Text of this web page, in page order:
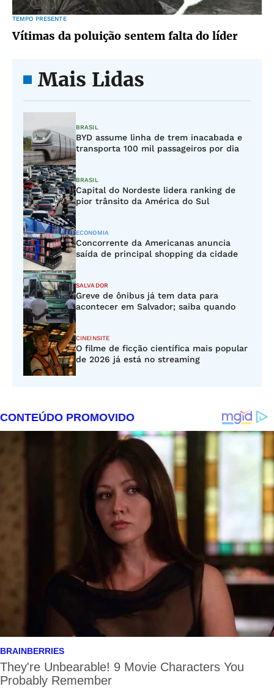
TEMPO PRESENTE
Vítimas da poluição sentem falta do líder
Mais Lidas
BRASIL
BYD assume linha de trem inacabada e
transporta 100 mil passageiros por dia
BRASIL
Capital do Nordeste lidera ranking de
pior trânsito da América do Sul
ECONOMIA
Concorrente da Americanas anuncia
saída de principal shopping da cidade
SALVADOR
Greve de ônibus já tem data para
acontecer em Salvador; saiba quando
CINEINSITE
O filme de ficção científica mais popular
de 2026 já está no streaming